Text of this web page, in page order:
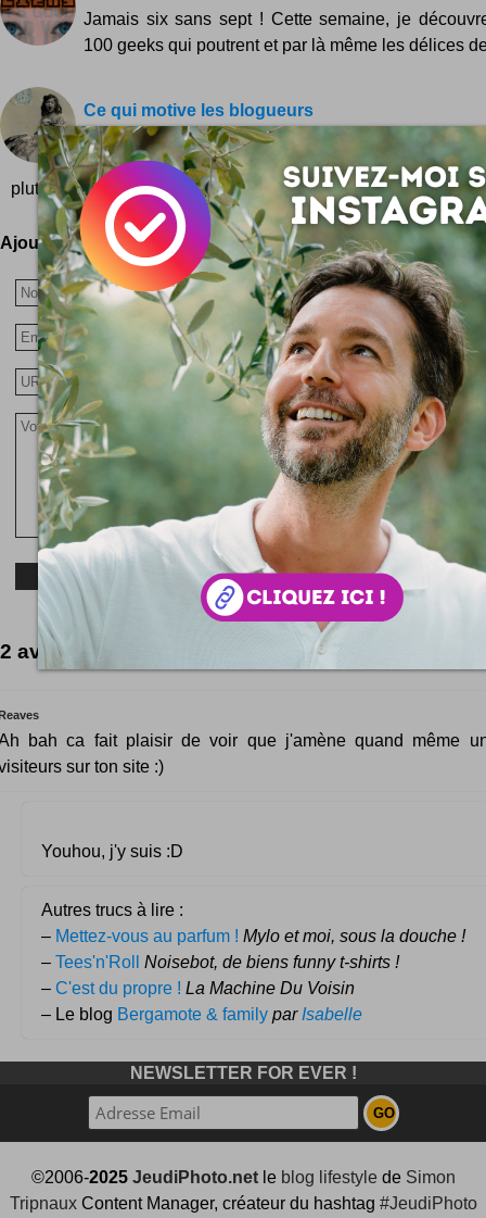
Jamais six sans sept ! Cette semaine, je
100 geeks qui poutrent et par là même les délices
Ce qui motive les blogueurs
#blogo Motivations de blogueurs : et vous ? Tout a
une idée lancée par Stéphane Gillet : raconter sa
plutôt : les...
Ajoutez votre avis !
2 avis à lire
bah ca fait plaisir de voir que j'amène quand même
sur ton site :)
Youhou, j'y suis :D
Autres trucs à lire :
– Mettez-vous au parfum ! Mylo et moi, sous la douche !
– Tees'n'Roll
Noisebot, de biens funny t-shirts !
– C'est du propre ! La Machine Du Voisin
– Le blog Bergamote & family par Isabelle
NEWSLETTER FOR EVER !
©2006-2025 JeudiPhoto.netle blog lifestylede Simon
TripnauxContent Manager, créateur du hashtag #JeudiPhoto